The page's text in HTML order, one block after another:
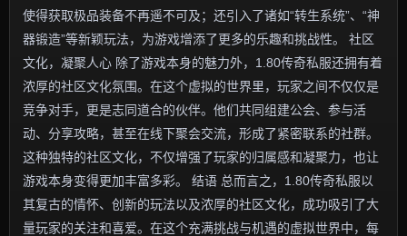
使得获取极品装备不再遥不可及；还引入了诸如“转生系统”、“神
器锻造”等新颖玩法，为游戏增添了更多的乐趣和挑战性。 社区
文化，凝聚人心 除了游戏本身的魅力外，1.80传奇私服还拥有着
浓厚的社区文化氛围。在这个虚拟的世界里，玩家之间不仅仅是
竞争对手，更是志同道合的伙伴。他们共同组建公会、参与活
动、分享攻略，甚至在线下聚会交流，形成了紧密联系的社群。
这种独特的社区文化，不仅增强了玩家的归属感和凝聚力，也让
游戏本身变得更加丰富多彩。 结语 总而言之，1.80传奇私服以
其复古的情怀、创新的玩法以及浓厚的社区文化，成功吸引了大
量玩家的关注和喜爱。在这个充满挑战与机遇的虚拟世界中，每